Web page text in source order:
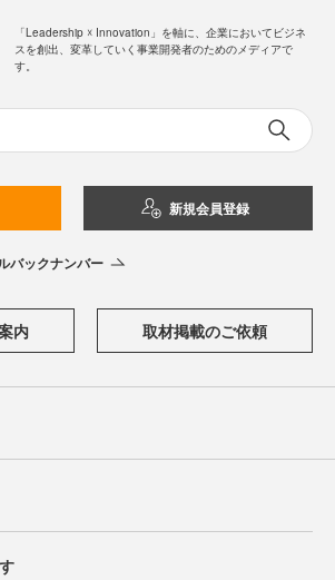
「Leadership ☓ Innovation」を軸に、企業においてビジネ
スを創出、変革していく事業開発者のためのメディアで
す。
新規会員登録
バックナンバー
内 取材掲載のご依頼